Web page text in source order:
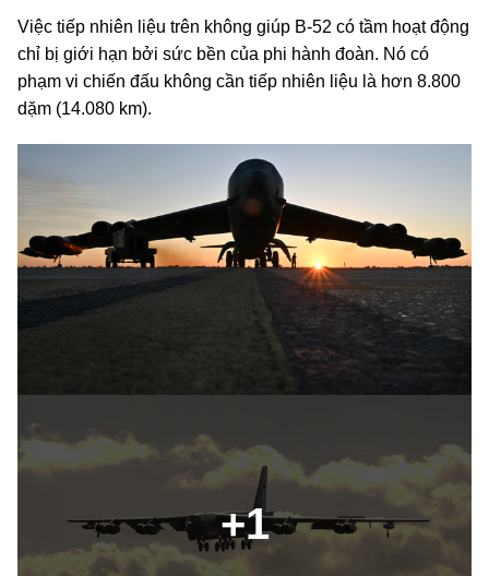
Việc tiếp nhiên liệu trên không giúp B-52 có tầm hoạt động
chỉ bị giới hạn bởi sức bền của phi hành đoàn. Nó có
phạm vi chiến đấu không cần tiếp nhiên liệu là hơn 8.800
dặm (14.080 km).